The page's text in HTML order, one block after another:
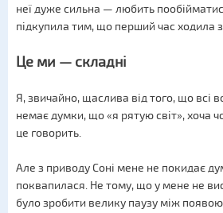
неї дуже сильна — любить
підкупила тим, що перший час ходила
Це ми — складні
Я, звичайно, щаслива від того, що всі
немає думки, що «я рятую світ», хоча
це говорить.
Але з приводу Соні мене не покидає
поквапилася. Не тому, що у мене не
було зробити велику паузу між появою